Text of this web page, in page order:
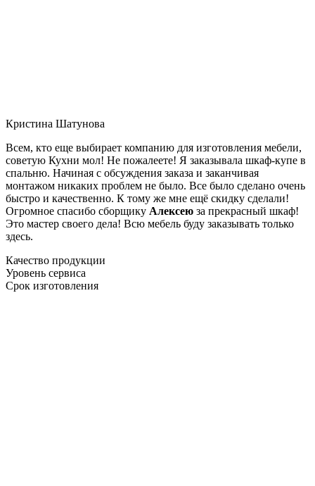
Кристина Шатунова
Всем, кто еще выбирает компанию для изготовления мебели,
советую Кухни мол! Не пожалеете! Я заказывала шкаф-купе в
спальню. Начиная с обсуждения заказа и заканчивая
монтажом никаких проблем не было. Все было сделано очень
быстро и качественно. К тому же мне ещё скидку сделали!
Огромное спасибо сборщику Алексею за прекрасный шкаф!
Это мастер своего дела! Всю мебель буду заказывать только
здесь.
Качество продукции
Уровень сервиса
Срок изготовления